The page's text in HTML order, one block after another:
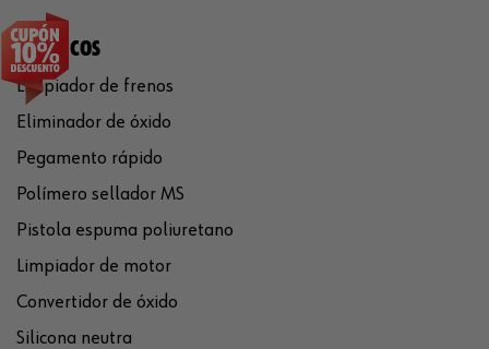
QUÍMICOS
Limpiador de frenos
Eliminador de óxido
Pegamento rápido
Polímero sellador MS
Pistola espuma poliuretano
Limpiador de motor
Convertidor de óxido
Silicona neutra